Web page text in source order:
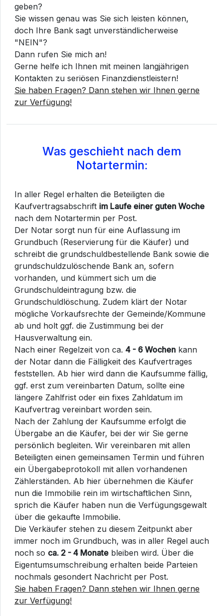
geben?
Sie wissen genau was Sie sich leisten können,
doch Ihre Bank sagt unverständlicherweise
"NEIN"?
Dann rufen Sie mich an!
Gerne helfe ich Ihnen mit meinen langjährigen
Kontakten zu seriösen Finanzdienstleistern!
Sie haben Fragen? Dann stehen wir Ihnen gerne
zur Verfügung!
Was geschieht nach dem
Notartermin:
In aller Regel erhalten die Beteiligten die
Kaufvertragsabschrift im Laufe einer guten Woche
nach dem Notartermin per Post.
Der Notar sorgt nun für eine Auflassung im
Grundbuch (Reservierung für die Käufer) und
schreibt die grundschuldbestellende Bank sowie die
grundschuldzulöschende Bank an, sofern
vorhanden, und kümmert sich um die
Grundschuldeintragung bzw. die
Grundschuldlöschung. Zudem klärt der Notar
mögliche Vorkaufsrechte der Gemeinde/Kommune
ab und holt ggf. die Zustimmung bei der
Hausverwaltung ein.
Nach einer Regelzeit von ca. 4 - 6 Wochen kann
der Notar dann die Fälligkeit des Kaufvertrages
feststellen. Ab hier wird dann die Kaufsumme fällig,
ggf. erst zum vereinbarten Datum, sollte eine
längere Zahlfrist oder ein fixes Zahldatum im
Kaufvertrag vereinbart worden sein.
Nach der Zahlung der Kaufsumme erfolgt die
Übergabe an die Käufer, bei der wir Sie gerne
persönlich begleiten. Wir vereinbaren mit allen
Beteiligten einen gemeinsamen Termin und führen
ein Übergabeprotokoll mit allen vorhandenen
Zählerständen. Ab hier übernehmen die Käufer
nun die Immobilie rein im wirtschaftlichen Sinn,
sprich die Käufer haben nun die Verfügungsgewalt
über die gekaufte Immobilie.
Die Verkäufer stehen zu diesem Zeitpunkt aber
immer noch im Grundbuch, was in aller Regel auch
noch so ca. 2 - 4 Monate bleiben wird. Über die
Eigentumsumschreibung erhalten beide Parteien
nochmals gesondert Nachricht per Post.
Sie haben Fragen? Dann stehen wir Ihnen gerne
zur Verfügung!